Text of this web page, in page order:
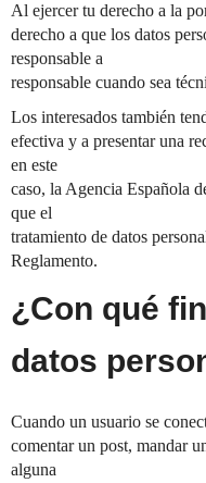
Al ejercer tu derecho a la
derecho a que los datos
responsable a
responsable cuando sea
Los interesados también
efectiva y a presentar una
en este
caso, la Agencia Española
que el
tratamiento de datos
Reglamento.
¿Con qué
datos
Cuando un usuario se
comentar un post, mandar
alguna